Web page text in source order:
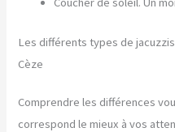
Les différents types de
Cèze
Comprendre les différences
correspond le mieux à vos